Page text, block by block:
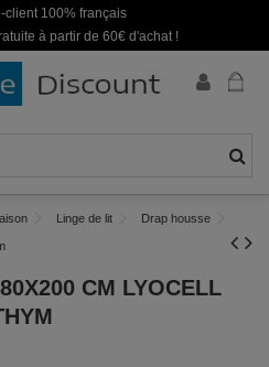
client 100% français
à partir de 60€ d'achat !
Linge de lit Drap housse
CM LYOCELL